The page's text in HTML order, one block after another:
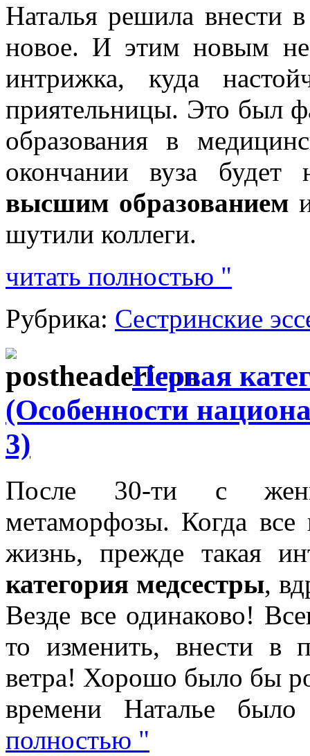
Наталья решила внести
новое. И этим новым не
интрижка, куда
приятельницы. Это был
образования в
окончании вуза
высшим образованием
шутили коллеги.
читать полностью "
Рубрика: Сестринские
Первая
(Особенности
3)
После 30-ти с
метаморфозы. Когда все
жизнь, прежде такая
категория медсестры,
Везде все одинаково!
то изменить, внести в
ветра! Хорошо было бы
времени Наталье
полностью "